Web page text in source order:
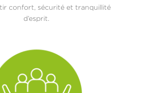
confort, sécurité et tranquillité
d’esprit.